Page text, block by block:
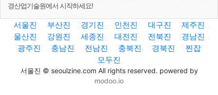
경산업기술원에서 시작하세요!
서울진 부산진 경기진 인천진 대구진
제주진
울산진
강원진 세종진 대전진 전북진
경남진
광주진
충남진 전남진 충북진 경북진
찐잡
모두진
서울진 © seoulzine.com All rights reserved. powered by
modoo.io